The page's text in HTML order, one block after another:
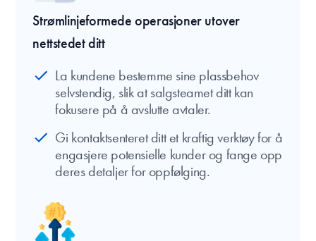
Strømlinjeformede operasjoner utover
nettstedet ditt
La kundene bestemme sine plassbehov
selvstendig, slik at salgsteamet ditt kan
fokusere på å avslutte avtaler.
Gi kontaktsenteret ditt et kraftig verktøy for å
engasjere potensielle kunder og fange opp
deres detaljer for oppfølging.